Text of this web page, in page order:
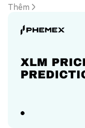
Thêm